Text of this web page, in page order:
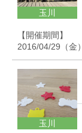
玉川
【開催期間】
2016/04/29（金
玉川